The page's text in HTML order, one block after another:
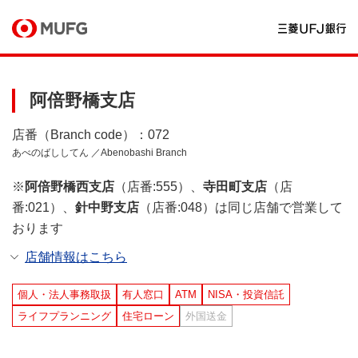
阿倍野橋支店
店番（Branch code）：072
あべのばししてん ／Abenobashi Branch
※ 阿倍野橋西支店 （店番:555）、 寺田町支店 （店
番:021）、 針中野支店 （店番:048）は同じ店舗で営業して
おります
店舗情報はこちら
個人・法人事務取扱 有人窓口 ATM
NISA・投資信託
ライフプランニング
住宅ローン 外国送金